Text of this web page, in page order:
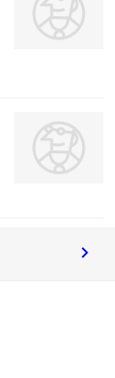
chevron_right